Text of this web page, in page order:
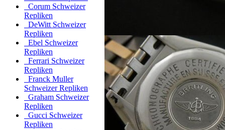
Corum Schweizer
Repliken
DeWitt Schweizer
Repliken
Ebel Schweizer
Repliken
Ferrari Schweizer
Repliken
Franck Muller
Schweizer Repliken
Graham Schweizer
Repliken
Gucci Schweizer
Repliken